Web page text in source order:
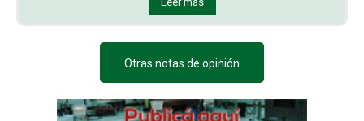
Otras notas de opinión